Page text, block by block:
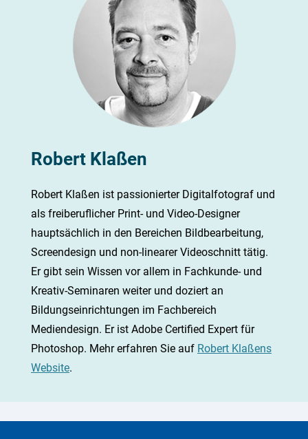
Robert Klaßen
Robert Klaßen ist passionierter Digitalfotograf und
als freiberuflicher Print- und Video-Designer
hauptsächlich in den Bereichen Bildbearbeitung,
Screendesign und non-linearer Videoschnitt tätig.
Er gibt sein Wissen vor allem in Fachkunde- und
Kreativ-Seminaren weiter und doziert an
Bildungseinrichtungen im Fachbereich
Mediendesign. Er ist Adobe Certified Expert für
Photoshop. Mehr erfahren Sie auf Robert Klaßens
Website.